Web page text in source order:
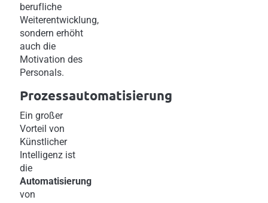
berufliche
Weiterentwicklung,
sondern erhöht
auch die
Motivation des
Personals.
Prozessautomatisierung
Ein großer
Vorteil von
Künstlicher
Intelligenz ist
die
Automatisierung
von